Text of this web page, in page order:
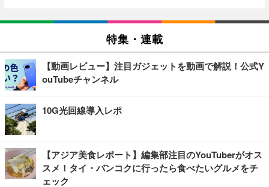
特集・連載
【動画レビュー】注目ガジェットを動画で解説！公式Y
ouTubeチャンネル
10G光回線導入レポ
【アジア美食レポート】編集部注目のYouTuberがオス
スメ！タイ・バンコクに行ったら食べたいグルメをチ
ェック